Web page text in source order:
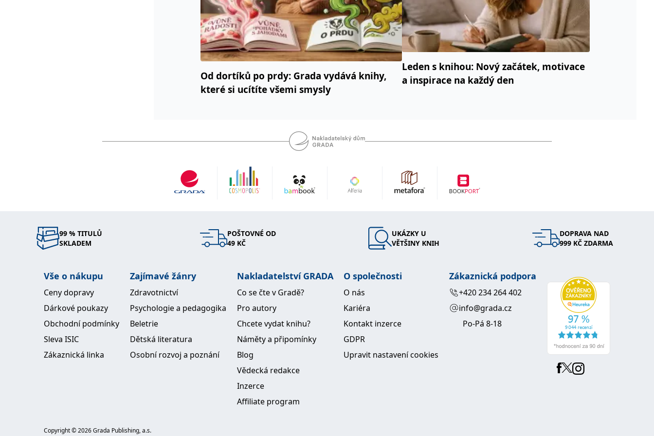
Od dortíků po prdy: Grada vydává knihy,
které si ucítíte všemi smysly
Leden s knihou: Nový začátek, motivace
a inspirace na každý den
99 % TITULŮ
SKLADEM
POŠTOVNÉ OD
49 KČ
UKÁZKY U
VĚTŠINY KNIH
DOPRAVA NAD
999 KČ ZDARMA
Vše o nákupu
Ceny dopravy
Dárkové poukazy
Obchodní podmínky
Sleva ISIC
Zákaznická linka
Zajímavé žánry
Zdravotnictví
Psychologie a pedagogika
Beletrie
Dětská literatura
Osobní rozvoj a poznání
Nakladatelství GRADA
Co se čte v Gradě?
Pro autory
Chcete vydat knihu?
Náměty a připomínky
Blog
Vědecká redakce
Inzerce
Affiliate program
O společnosti
O nás
Kariéra
Kontakt inzerce
GDPR
Upravit nastavení cookies
Zákaznická podpora
+420 234 264 402
info@grada.cz
Po-Pá 8-18
Copyright ©2026Grada Publishing, a.s.